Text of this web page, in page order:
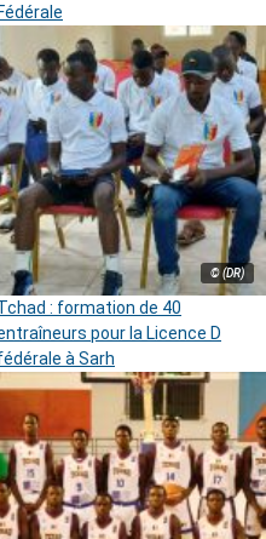
Fédérale
© (DR)
: formation de 40
pour la Licence D
à Sarh